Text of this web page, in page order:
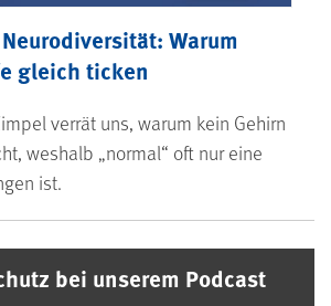
Warum
gleich ticken
verrät uns, warum kein Gehirn
weshalb „normal“ oft nur eine
ist.
bei unserem Podcast